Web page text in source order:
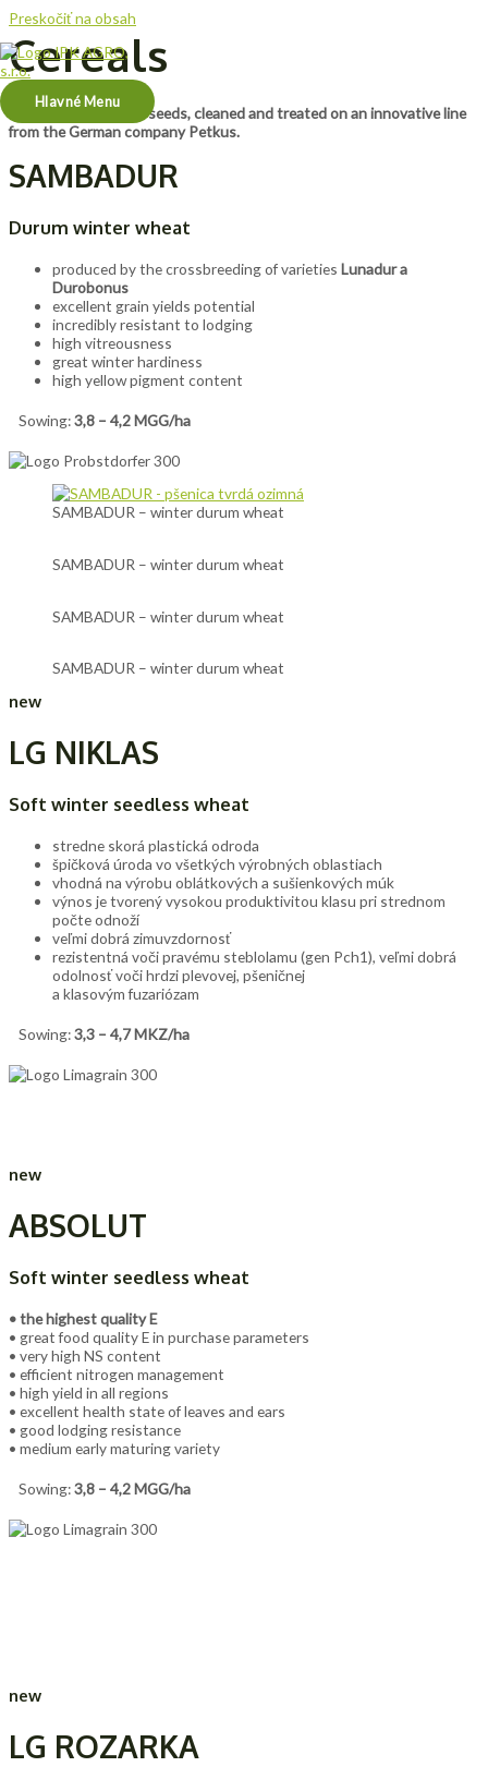
Preskočiť na obsah
Hlavné Menu
Cereals
Top-quality certified seeds, cleaned and treated on an innovative line
from the German company Petkus.
SAMBADUR
Durum winter wheat
produced by the crossbreeding of varieties Lunadur a
Durobonus
excellent grain yields potential
incredibly resistant to lodging
high vitreousness
great winter hardiness
high yellow pigment content
Sowing:3,8 – 4,2 MGG/ha
SAMBADUR – winter durum wheat
SAMBADUR – winter durum wheat
SAMBADUR – winter durum wheat
SAMBADUR – winter durum wheat
new
LG NIKLAS
Soft winter seedless wheat
stredne skorá plastická odroda
špičková úroda vo všetkých výrobných oblastiach
vhodná na výrobu oblátkových a sušienkových múk
výnos je tvorený vysokou produktivitou klasu pri strednom
počte odnoží
veľmi dobrá zimuvzdornosť
rezistentná voči pravému steblolamu (gen Pch1), veľmi dobrá
odolnosť voči hrdzi plevovej, pšeničnej
a klasovým fuzariózam
Sowing:3,3 – 4,7 MKZ/ha
new
ABSOLUT
Soft winter seedless wheat
• the highest quality E
• great food quality E in purchase parameters
• very high NS content
• efficient nitrogen management
• high yield in all regions
• excellent health state of leaves and ears
• good lodging resistance
• medium early maturing variety
Sowing:3,8 – 4,2 MGG/ha
new
LG ROZARKA